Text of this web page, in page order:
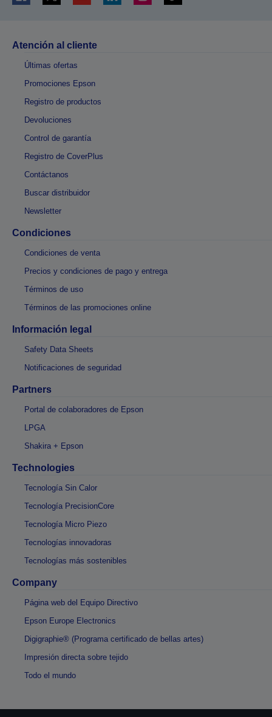
Atención al cliente
Últimas ofertas
Promociones Epson
Registro de productos
Devoluciones
Control de garantía
Registro de CoverPlus
Contáctanos
Buscar distribuidor
Newsletter
Condiciones
Condiciones de venta
Precios y condiciones de pago y entrega
Términos de uso
Términos de las promociones online
Información legal
Safety Data Sheets
Notificaciones de seguridad
Partners
Portal de colaboradores de Epson
LPGA
Shakira + Epson
Technologies
Tecnología Sin Calor
Tecnología PrecisionCore
Tecnología Micro Piezo
Tecnologías innovadoras
Tecnologías más sostenibles
Company
Página web del Equipo Directivo
Epson Europe Electronics
Digigraphie® (Programa certificado de bellas artes)
Impresión directa sobre tejido
Todo el mundo